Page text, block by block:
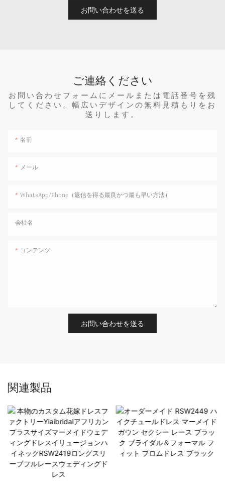
お問い合わせを送る
ご連絡ください
お問い合わせフォームにメールまたは電話番号を残
してください。幅広いデザインの無料見積もりをお
送りします。
名前
メール
WhatsApp/Phone（返信を得る最良かつ最も早い方法）
会社名
コンテンツ
お問い合わせを送る
関連製品